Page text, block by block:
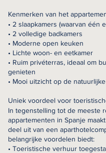
Kenmerken van het
• 2 slaapkamers (waarvan één
• 2 volledige badkamers
• Moderne open keuken
• Lichte woon- en eetkamer
• Ruim privéterras, ideaal om
genieten
• Mooi uitzicht op de
Uniek voordeel voor
In tegenstelling tot de meeste
appartementen in Spanje
deel uit van een
belangrijke voordelen biedt:
• Toeristische verhuur